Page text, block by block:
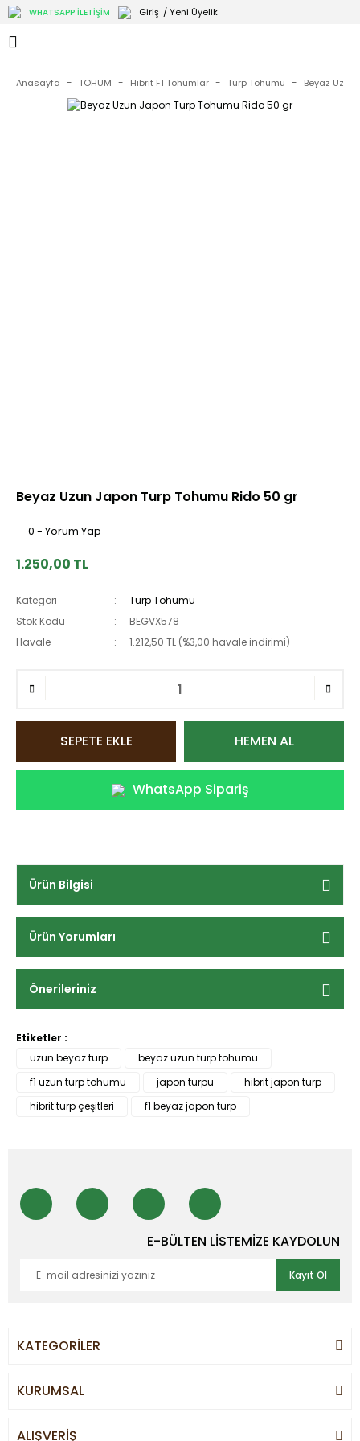
WHATSAPP İLETİŞİM Giriş / Yeni Üyelik
Anasayfa TOHUM Hibrit F1 Tohumlar Turp Tohumu Beyaz
Beyaz Uzun Japon Turp Tohumu Rido 50 gr
0 - Yorum Yap
1.250,00 TL
Kategori
Turp Tohumu
Stok Kodu
BEGVX578
Havale
1.212,50 TL (%3,00 havale indirimi)
SEPETE EKLE HEMEN AL
WhatsApp Sipariş
Ürün Bilgisi
Ürün Yorumları
Önerileriniz
Etiketler :
uzun beyaz turp
beyaz uzun turp tohumu
f1 uzun turp tohumu
japon turpu
hibrit japon turp
hibrit turp çeşitleri
f1 beyaz japon turp
E-BÜLTEN LİSTEMİZE KAYDOLUN
Kayıt Ol
KATEGORİLER
KURUMSAL
ALIŞVERİŞ